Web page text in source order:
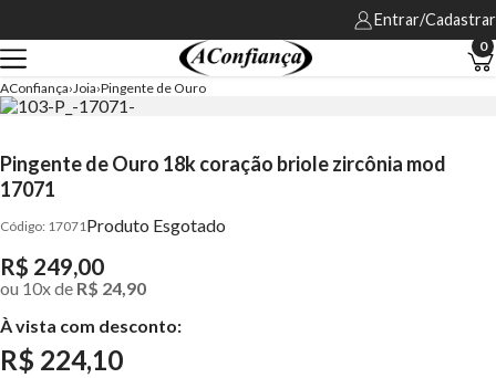
Entrar/Cadastrar
0
AConfiança Joia Pingente de Ouro
Pingente de Ouro 18k coração briole zircônia mod
17071
17071 Produto Esgotado
R$ 249,00
ou 10xde R$ 24,90
À vista com desconto:
R$ 224,10